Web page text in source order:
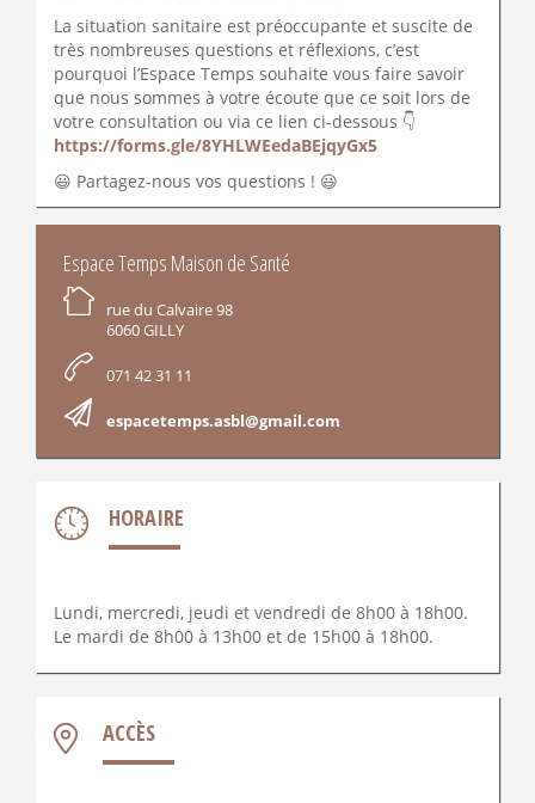
La situation sanitaire est préoccupante et suscite de
très nombreuses questions et réflexions, c’est
pourquoi l’Espace Temps souhaite vous faire savoir
que nous sommes à votre écoute que ce soit lors de
votre consultation ou via ce lien ci-dessous 👇
https://forms.gle/8YHLWEedaBEjqyGx5
😃 Partagez-nous vos questions ! 😃
INFORMATIONS
Espace Temps Maison de Santé
rue du Calvaire 98
6060 GILLY
071 42 31 11
espacetemps.asbl@gmail.com
HORAIRE
Lundi, mercredi, jeudi et vendredi de 8h00 à 18h00.
Le mardi de 8h00 à 13h00 et de 15h00 à 18h00.
ACCÈS